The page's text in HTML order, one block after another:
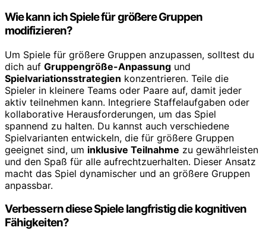
Wie kann ich Spiele für größere Gruppen
modifizieren?
Um Spiele für größere Gruppen anzupassen, solltest du
dich auf Gruppengröße-Anpassung und
Spielvariationsstrategien konzentrieren. Teile die
Spieler in kleinere Teams oder Paare auf, damit jeder
aktiv teilnehmen kann. Integriere Staffelaufgaben oder
kollaborative Herausforderungen, um das Spiel
spannend zu halten. Du kannst auch verschiedene
Spielvarianten entwickeln, die für größere Gruppen
geeignet sind, um inklusive Teilnahme zu gewährleisten
und den Spaß für alle aufrechtzuerhalten. Dieser Ansatz
macht das Spiel dynamischer und an größere Gruppen
anpassbar.
Verbessern diese Spiele langfristig die kognitiven
Fähigkeiten?